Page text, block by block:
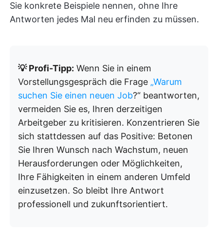
Sie konkrete Beispiele nennen, ohne Ihre
Antworten jedes Mal neu erfinden zu müssen.
💡 Profi-Tipp: Wenn Sie in einem
Vorstellungsgespräch die Frage „Warum
suchen Sie einen neuen Job?“ beantworten,
vermeiden Sie es, Ihren derzeitigen
Arbeitgeber zu kritisieren. Konzentrieren Sie
sich stattdessen auf das Positive: Betonen
Sie Ihren Wunsch nach Wachstum, neuen
Herausforderungen oder Möglichkeiten,
Ihre Fähigkeiten in einem anderen Umfeld
einzusetzen. So bleibt Ihre Antwort
professionell und zukunftsorientiert.